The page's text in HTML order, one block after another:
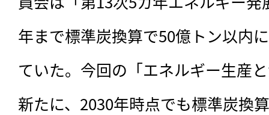
年まで標準炭換算で50億トン以内
ていた。今回の「エネルギー生産
新たに、2030年時点でも標準炭換